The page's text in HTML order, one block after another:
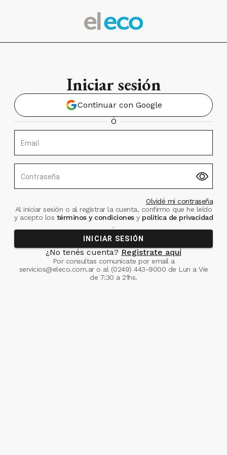
Iniciar sesión
Continuar con Google
Ó
Email
Contraseña
Olvidé mi contraseña
Al iniciar sesión o al registrar la cuenta, confirmo que he leído
y acepto los términos y condiciones ypolítica de privacidad
.
INICIAR SESIÓN
¿No tenés cuenta? Registrate aquí
Por consultas comunicate por email a
servicios@eleco.com.aro al (0249) 443-9000 de Lun a Vie
de 7:30 a 21hs.